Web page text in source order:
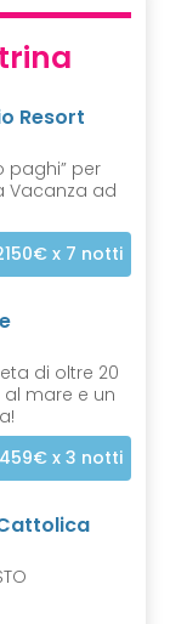
Resort
paghi” per
Vacanza ad
x 7 notti
di oltre 20
mare e un
x 3 notti